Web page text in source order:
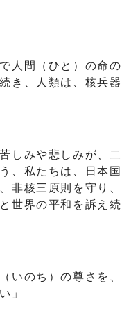
人間（ひと）の命の
き、人類は、核兵器
しみや悲しみが、二
、私たちは、日本国
非核三原則を守り、
世界の平和を訴え続
いのち）の尊さを、
」